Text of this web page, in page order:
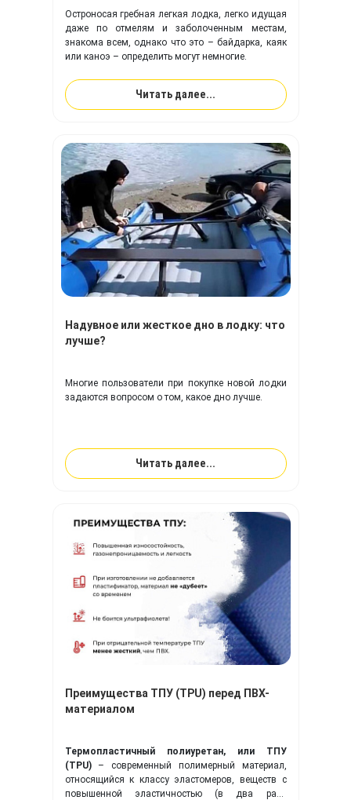
Остроносая гребная легкая лодка, легко идущая
даже по отмелям и заболоченным местам,
знакома всем, однако что это – байдарка, каяк
или каноэ – определить могут немногие.
Читать далее...
Надувное или жесткое дно в лодку: что
лучше?
Многие пользователи при покупке новой лодки
задаются вопросом о том, какое дно лучше.
Читать далее...
Преимущества ТПУ (TPU) перед ПВХ-
материалом
Термопластичный полиуретан, или ТПУ
(TPU)– современный полимерный материал,
относящийся к классу эластомеров, веществ с
повышенной эластичностью (в два раза